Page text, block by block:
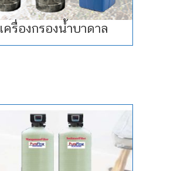
เครื่องกรองน้ำบาดาล